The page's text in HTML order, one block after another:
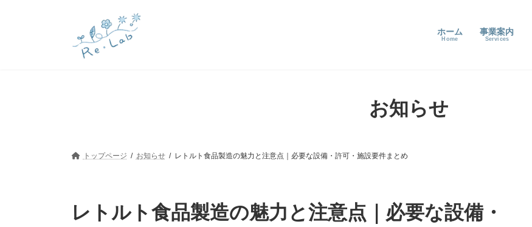
ホーム 事業案内
お知らせ
トップページ お知らせ レトルト食品製造の魅力と注意点｜必要な設備・許可・施設要件まとめ
レトルト食品製造の魅力と注意点｜必要な設備・